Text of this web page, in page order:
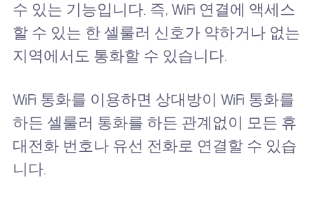
수 있는 기능입니다. 즉, WiFi 연결에 액세스
할 수 있는 한 셀룰러 신호가 약하거나 없는
지역에서도 통화할 수 있습니다.
WiFi 통화를 이용하면 상대방이 WiFi 통화를
하든 셀룰러 통화를 하든 관계없이 모든 휴
대전화 번호나 유선 전화로 연결할 수 있습
니다.